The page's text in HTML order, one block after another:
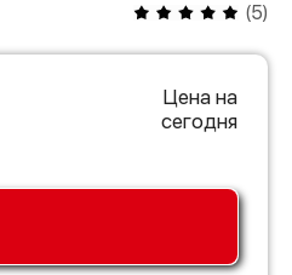
(5)
Цена на
сегодня